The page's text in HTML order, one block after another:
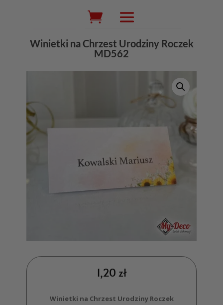
Wyszukiwarka
produktów
Winietki na Chrzest Urodziny Roczek
MD562
1,20 zł
Winietki na Chrzest Urodziny Roczek